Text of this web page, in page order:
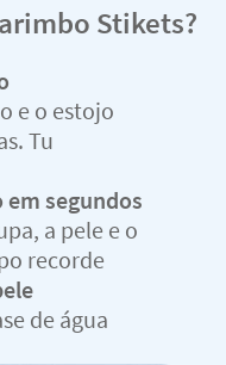
Stikets?
e o estojo
Tu
segundos
a pele e o
recorde
de água